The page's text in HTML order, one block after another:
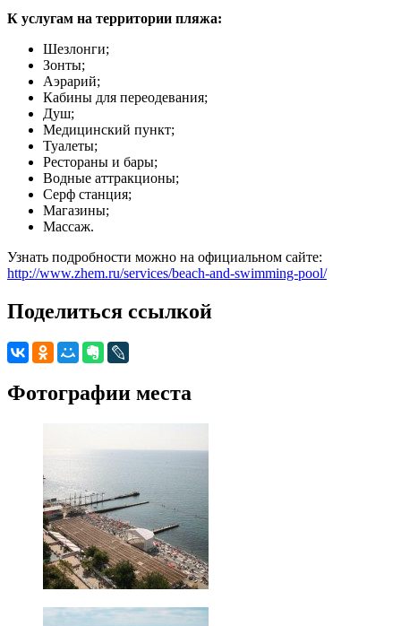
К услугам на территории пляжа:
Шезлонги;
Зонты;
Аэрарий;
Кабины для переодевания;
Душ;
Медицинский пункт;
Туалеты;
Рестораны и бары;
Водные аттракционы;
Серф станция;
Магазины;
Массаж.
Узнать подробности можно на официальном сайте:
http://www.zhem.ru/services/beach-and-swimming-pool/
Поделиться ссылкой
Фотографии места